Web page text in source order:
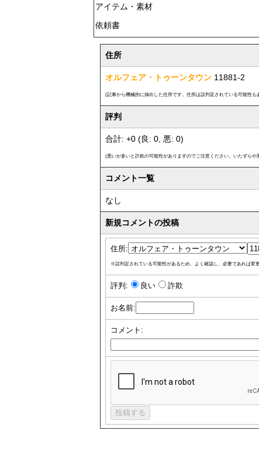
アイテム・素材
依頼書
住所
オルフェア・トゥーンタウン 11881-2
(記事から機械的に抽出した住所です。住所は誤判定されている可能性
評判
合計: +0 (良: 0, 悪: 0)
(悪いが多いと詐欺の可能性がありますのでご注意ください。いたずら
コメント一覧
なし
新規コメントの投稿
住所:
※誤判定されている可能性があるため、よく確認し、必要であれば変
評判: 良い 詐欺
お名前:
コメント: